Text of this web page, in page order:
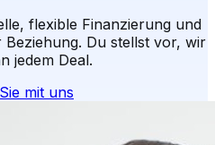
flexible Finanzierung und
Beziehung. Du stellst vor, wir
jedem Deal.
mit uns